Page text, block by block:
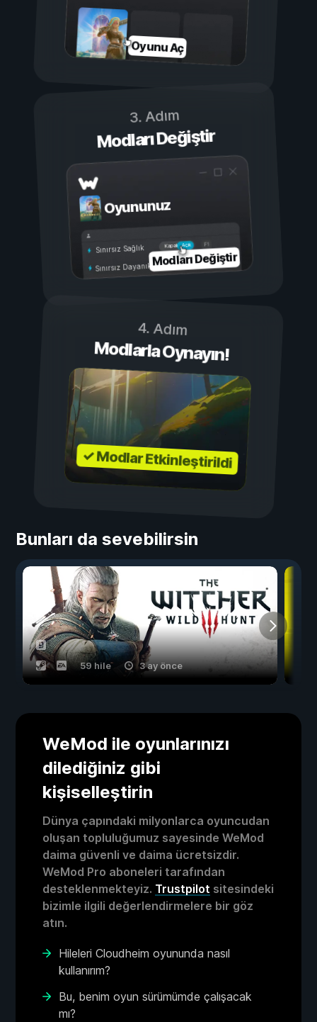
Oyunu Aç
3. Adım
Modları Değiştir
Oyununuz
Açık
Kapalı
Sınırsız Sağlık
Sınırsız DayanıklılıkModları Değiştir
4. Adım
Modlarla Oynayın!
✓ Modlar Etkinleştirildi
Bunları da sevebilirsin
59 hile 3 ay önce
WeMod ile oyunlarınızı
dilediğiniz gibi
kişiselleştirin
Dünya çapındaki milyonlarca oyuncudan
oluşan topluluğumuz sayesinde WeMod
daima güvenli ve daima ücretsizdir.
WeMod Pro aboneleri tarafından
desteklenmekteyiz. Trustpilot sitesindeki
bizimle ilgili değerlendirmelere bir göz
atın.
Hileleri Cloudheim oyununda nasıl
kullanırım?
Bu, benim oyun sürümümde çalışacak
mı?